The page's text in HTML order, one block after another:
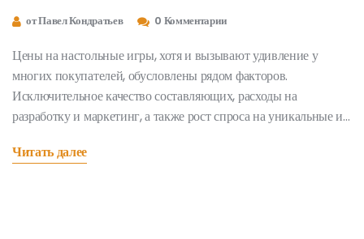
от Павел Кондратьев 0 Комментарии
Цены на настольные игры, хотя и вызывают удивление у
многих покупателей, обусловлены рядом факторов.
Исключительное качество составляющих, расходы на
разработку и маркетинг, а также рост спроса на уникальные и
стоит обращать внимание на экономичные варианты и
Читать далее